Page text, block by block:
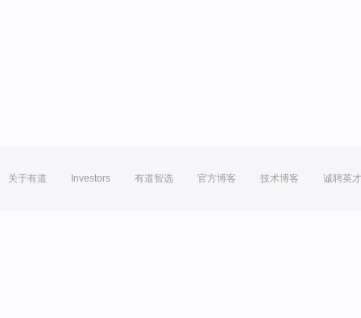
关于有道 Investors 有道智选 官方博客 技术博客 诚聘英才